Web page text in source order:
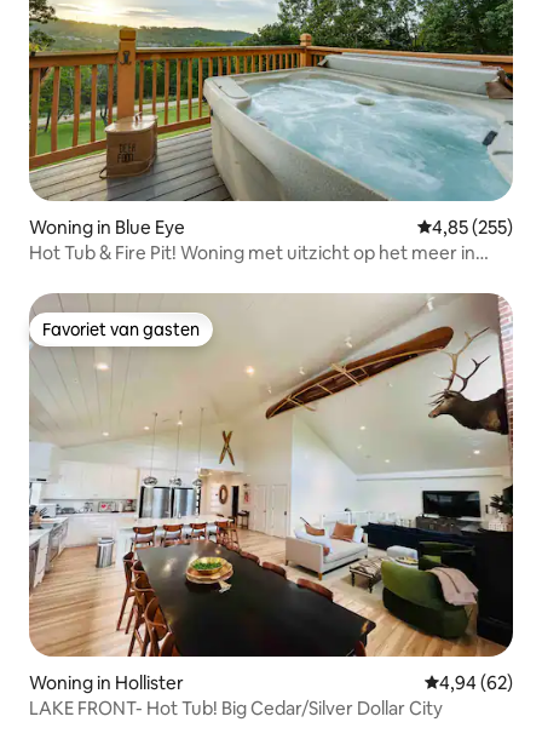
Woning in Blue Eye Gemiddelde
4,85 (255)
Hot Tub & Fire Pit! Woning met uitzicht op het meer in
Favoriet van gasten
Favoriet van gasten
Woning in Hollister Gemiddelde
4,94 (62)
LAKE FRONT- Hot Tub! Big Cedar/Silver Dollar City